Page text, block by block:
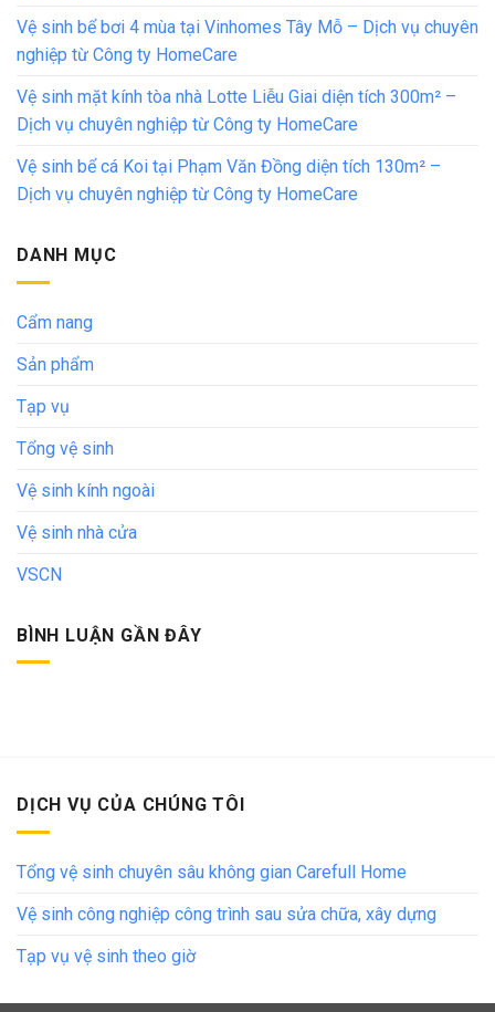
Vệ sinh bể bơi 4 mùa tại Vinhomes Tây Mỗ – Dịch vụ chuyên
nghiệp từ Công ty HomeCare
Vệ sinh mặt kính tòa nhà Lotte Liễu Giai diện tích 300m² –
Dịch vụ chuyên nghiệp từ Công ty HomeCare
Vệ sinh bể cá Koi tại Phạm Văn Đồng diện tích 130m² –
Dịch vụ chuyên nghiệp từ Công ty HomeCare
DANH MỤC
Cẩm nang
Sản phẩm
Tạp vụ
Tổng vệ sinh
Vệ sinh kính ngoài
Vệ sinh nhà cửa
VSCN
BÌNH LUẬN GẦN ĐÂY
DỊCH VỤ CỦA CHÚNG TÔI
Tổng vệ sinh chuyên sâu không gian Carefull Home
Vệ sinh công nghiệp công trình sau sửa chữa, xây dựng
Tạp vụ vệ sinh theo giờ